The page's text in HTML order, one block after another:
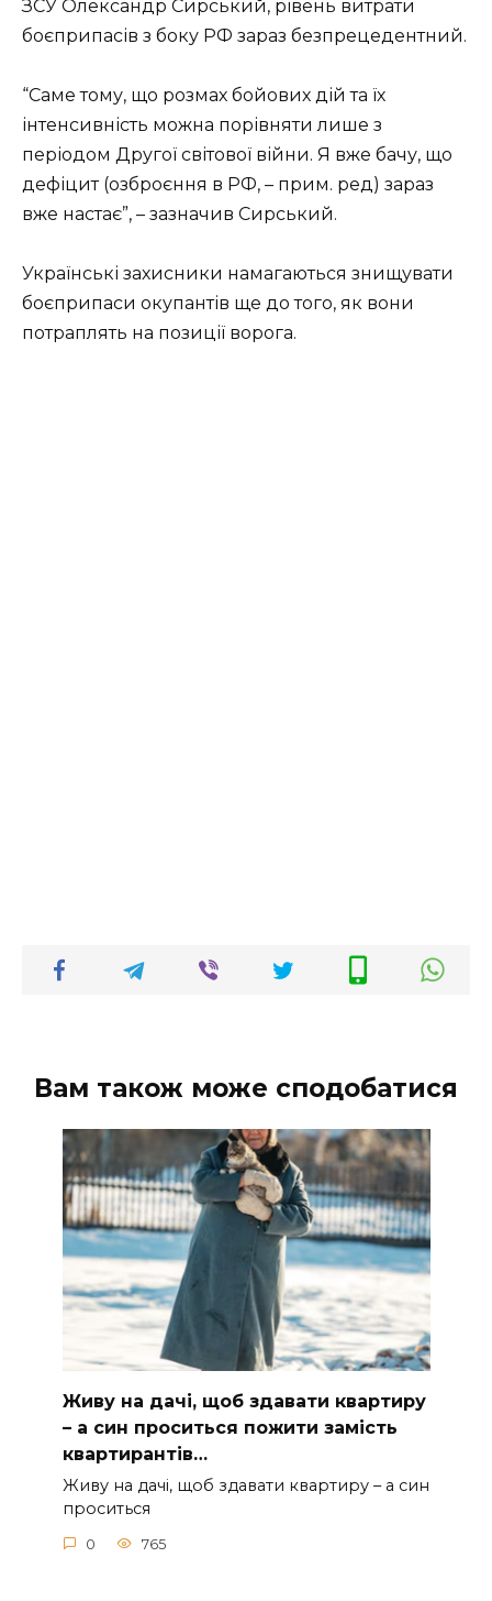
ЗСУ Олександр Сирський, рівень витрати
боєприпасів з боку РФ зараз безпрецедентний.
“Саме тому, що розмах бойових дій та їх
інтенсивність можна порівняти лише з
періодом Другої світової війни. Я вже бачу, що
дефіцит (озброєння в РФ, – прим. ред) зараз
вже настає”, – зазначив Сирський.
Українські захисники намагаються знищувати
боєприпаси окупантів ще до того, як вони
потраплять на позиції ворога.
Вам також може сподобатися
Живу на дачі, щоб здавати квартиру
– а син проситься пожити замість
квартирантів…
Живу на дачі, щоб здавати квартиру – а син
проситься
0 765